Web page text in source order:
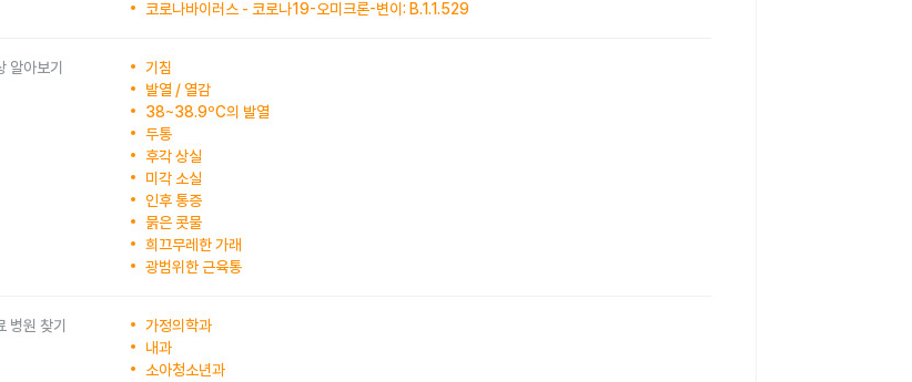
코로나바이러스 - 코로나19-오미크론-변이: B.1.1.529
알아보기
기침
발열 / 열감
38~38.9ºC의 발열
두통
후각 상실
미각 소실
인후 통증
묽은 콧물
희끄무레한 가래
광범위한 근육통
병원 찾기
가정의학과
내과
소아청소년과